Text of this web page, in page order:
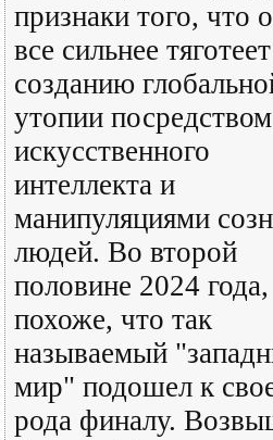
признаки того, что
все сильнее
созданию
утопии посредством
искусственного
интеллекта и
манипуляциями
людей. Во второй
половине 2024 года,
похоже, что так
называемый
мир" подошел к
рода финалу.